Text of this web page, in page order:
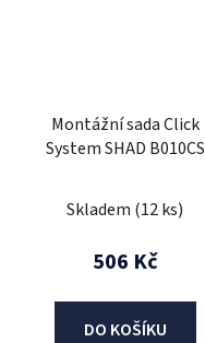
Montážní sada Click
System SHAD B010CS
Skladem (12 ks)
506 Kč
DO KOŠÍKU